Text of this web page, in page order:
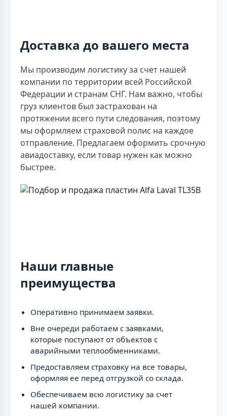
Доставка до вашего места
Мы производим логистику за счет нашей
компании по территории всей Российской
Федерации и странам СНГ. Нам важно, чтобы
груз клиентов был застрахован на
протяжении всего пути следования, поэтому
мы оформляем страховой полис на каждое
отправление. Предлагаем оформить срочную
авиадоставку, если товар нужен как можно
быстрее.
Наши главные
преимущества
Оперативно принимаем заявки.
Вне очереди работаем с заявками,
которые поступают от объектов с
аварийными теплообменниками.
Предоставляем страховку на все товары,
оформляя ее перед отгрузкой со склада.
Обеспечиваем всю логистику за счет
нашей компании.